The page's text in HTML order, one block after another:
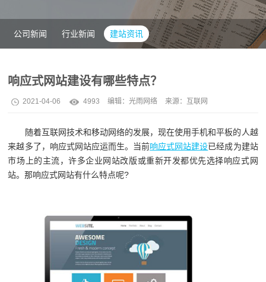
公司新闻 行业新闻 建站资讯
响应式网站建设有哪些特点？
2021-04-06 4993 编辑：光雨网络 来源：互联网
随着互联网技术和移动网络的发展，现在使用手机和平板的人越
来越多了，响应式网站应运而生。当前响应式网站建设已经成为建站
市场上的主流，许多企业网站改版或重新开发都优先选择响应式网
站。那响应式网站有什么特点呢?